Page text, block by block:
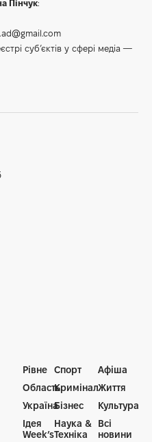
Пінчук:
суб’єктів у сфері медіа —
Рівне
Область
Україна
Ідея
Week’s
Спорт
Кримінал
Бізнес
Наука &
Техніка
Афіша
Життя
Культура
Всі
новини